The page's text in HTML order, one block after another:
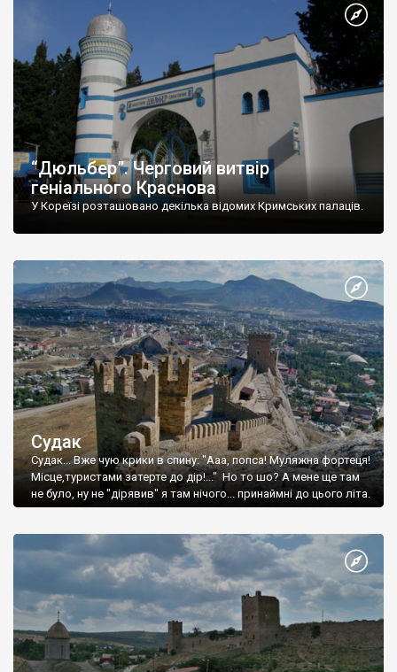
“Дюльбер”. Черговий витвір
геніального Краснова
У Кореїзі розташовано декілька відомих Кримських палаців.
Судак
Судак... Вже чую крики в спину: "Ааа, попса! Муляжна фортеця!
Місце,туристами затерте до дір!..." Но то шо? А мене ще там
не було, ну не "дірявив" я там нічого... принаймні до цього літа.